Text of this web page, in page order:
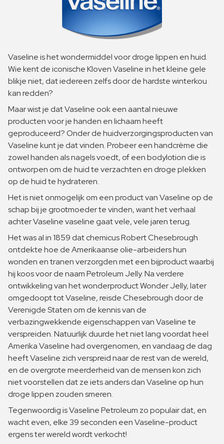
Vaseline is het wondermiddel voor droge lippen en huid.
Wie kent de iconische Kloven Vaseline in het kleine gele
blikje niet, dat iedereen zelfs door de hardste winterkou
kan redden?
Maar wist je dat Vaseline ook een aantal nieuwe
producten voor je handen en lichaam heeft
geproduceerd? Onder de huidverzorgingsproducten van
Vaseline kunt je dat vinden. Probeer een handcrème die
zowel handen als nagels voedt, of een bodylotion die is
ontworpen om de huid te verzachten en droge plekken
op de huid te hydrateren.
Het is niet onmogelijk om een ​​product van Vaseline op de
schap bij je grootmoeder te vinden, want het verhaal
achter Vaseline vaseline gaat vele, vele jaren terug.
Het was al in 1859 dat chemicus Robert Chesebrough
ontdekte hoe de Amerikaanse olie-arbeiders hun
wonden en tranen verzorgden met een bijproduct waarbij
hij koos voor de naam Petroleum Jelly. Na verdere
ontwikkeling van het wonderproduct Wonder Jelly, later
omgedoopt tot Vaseline, reisde Chesebrough door de
Verenigde Staten om de kennis van de
verbazingwekkende eigenschappen van Vaseline te
verspreiden. Natuurlijk duurde het niet lang voordat heel
Amerika Vaseline had overgenomen, en vandaag de dag
heeft Vaseline zich verspreid naar de rest van de wereld,
en de overgrote meerderheid van de mensen kon zich
niet voorstellen dat ze iets anders dan Vaseline op hun
droge lippen zouden smeren.
Tegenwoordig is Vaseline Petroleum zo populair dat, en
wacht even, elke 39 seconden een Vaseline-product
ergens ter wereld wordt verkocht!